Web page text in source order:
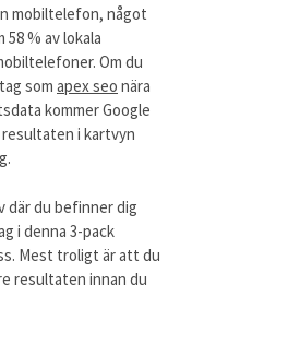
mobiltelefon, något
% av lokala
Om du
som apex seo nära
kommer Google
i kartvyn
där du befinner dig
i denna 3-pack
Mest troligt är att du
resultaten innan du